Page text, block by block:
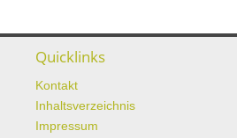
Quicklinks
Kontakt
Inhaltsverzeichnis
Impressum